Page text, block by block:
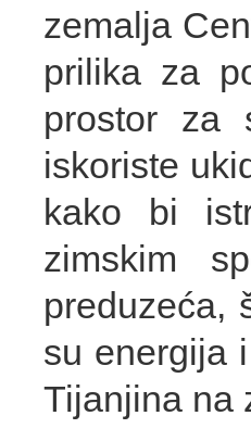
zemalja
prilika za
prostor za
iskoriste
kako bi
zimskim
preduzeća,
su energija
Tijanjina na